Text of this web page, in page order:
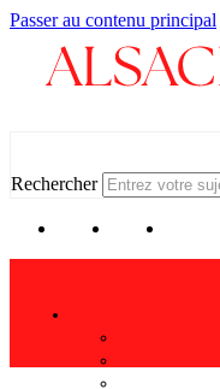
Passer au contenu principal
Rechercher